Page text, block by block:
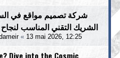
شركة تصميم مواقع في
الشريك التقني المناسب
« 13 mai 2026, 12:25
Dive into the Cosmic